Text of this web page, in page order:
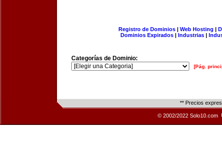
Registro de Dominios| Web Hosting |
Dominios Expirados | Industrias |
Categorías de Dominio:
[Pág.
** Precios
© 2002/2022 Solo10.com